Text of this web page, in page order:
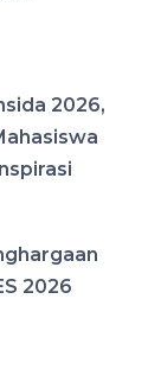
2026,
2026